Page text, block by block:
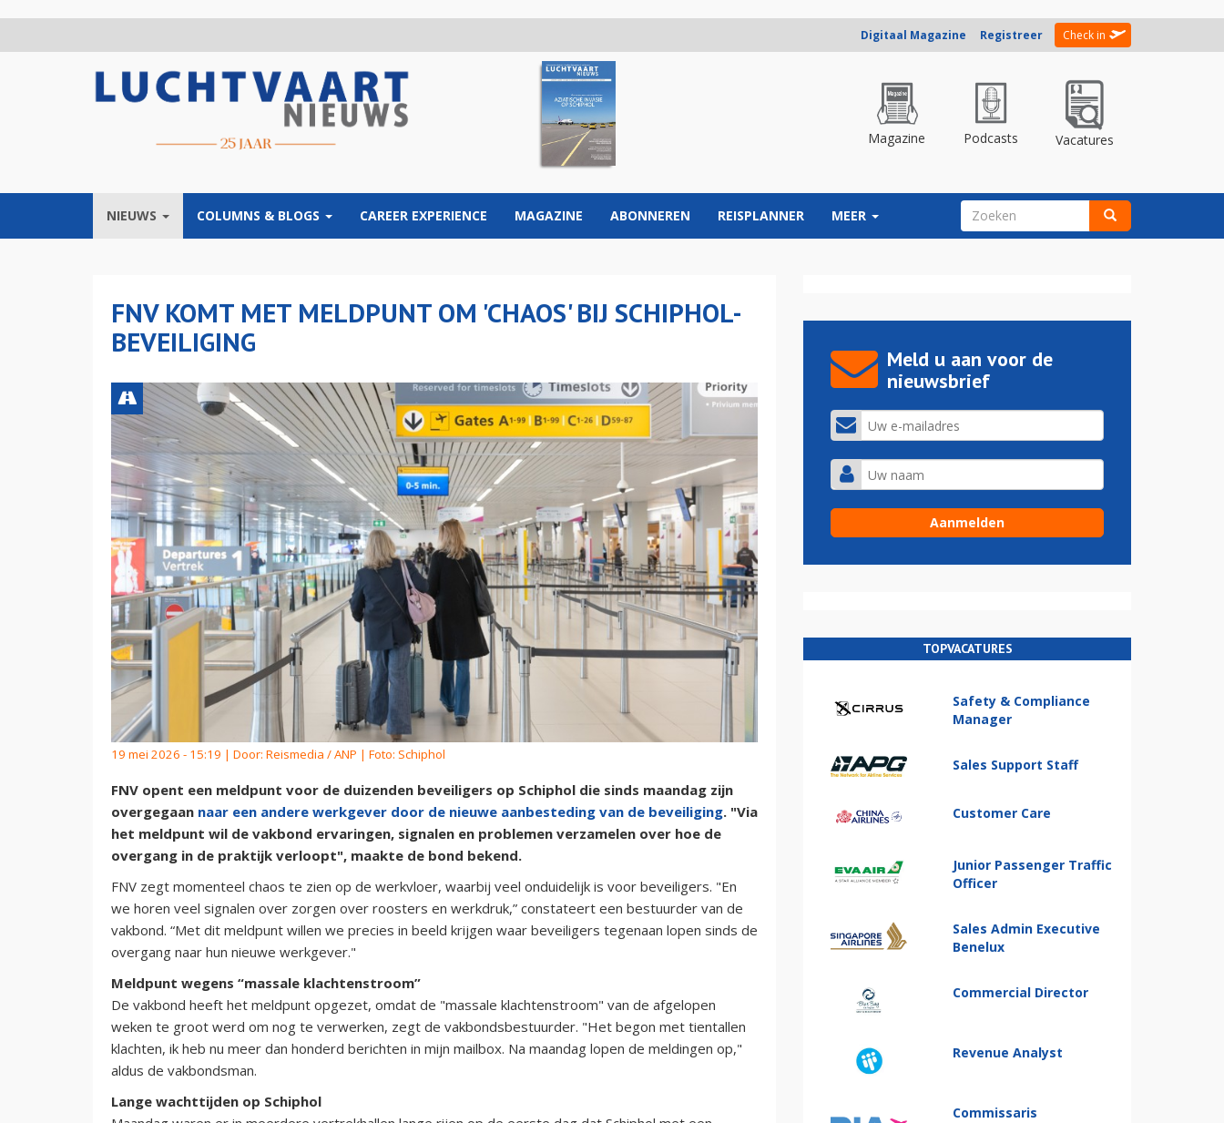
Digitaal Magazine Registreer Check in
Magazine Podcasts Vacatures
NIEUWS COLUMNS & BLOGS CAREER EXPERIENCE MAGAZINE ABONNEREN REISPLANNER MEER ZOEKVELD
FNV KOMT MET MELDPUNT OM 'CHAOS' BIJ SCHIPHOL-
BEVEILIGING
19 mei 2026 - 15:19 | Door: Reismedia / ANP | Foto: Schiphol
FNV opent een meldpunt voor de duizenden beveiligers op Schiphol die sinds maandag zijn
overgegaan naar een andere werkgever door de nieuwe aanbesteding van de beveiliging. "Via
het meldpunt wil de vakbond ervaringen, signalen en problemen verzamelen over hoe de
overgang in de praktijk verloopt", maakte de bond bekend.
FNV zegt momenteel chaos te zien op de werkvloer, waarbij veel onduidelijk is voor beveiligers. "En
we horen veel signalen over zorgen over roosters en werkdruk,” constateert een bestuurder van de
vakbond. “Met dit meldpunt willen we precies in beeld krijgen waar beveiligers tegenaan lopen sinds de
overgang naar hun nieuwe werkgever."
Meldpunt wegens “massale klachtenstroom”
De vakbond heeft het meldpunt opgezet, omdat de "massale klachtenstroom" van de afgelopen
weken te groot werd om nog te verwerken, zegt de vakbondsbestuurder. "Het begon met tientallen
klachten, ik heb nu meer dan honderd berichten in mijn mailbox. Na maandag lopen de meldingen op,"
aldus de vakbondsman.
Lange wachttijden op Schiphol
Meld u aan voor de
nieuwsbrief
TOPVACATURES
Safety & Compliance
Manager
Sales Support Staff
Customer Care
Junior Passenger Traffic
Officer
Sales Admin Executive
Benelux
Commercial Director
Revenue Analyst
Commissaris